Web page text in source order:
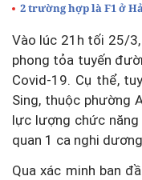
2 trường hợp là F1 ở
Vào lúc 21h tối 25/3,
phong tỏa tuyến
Covid-19. Cụ thể,
Sing, thuộc phường
lực lượng chức
quan 1 ca nghi
Qua xác minh ban